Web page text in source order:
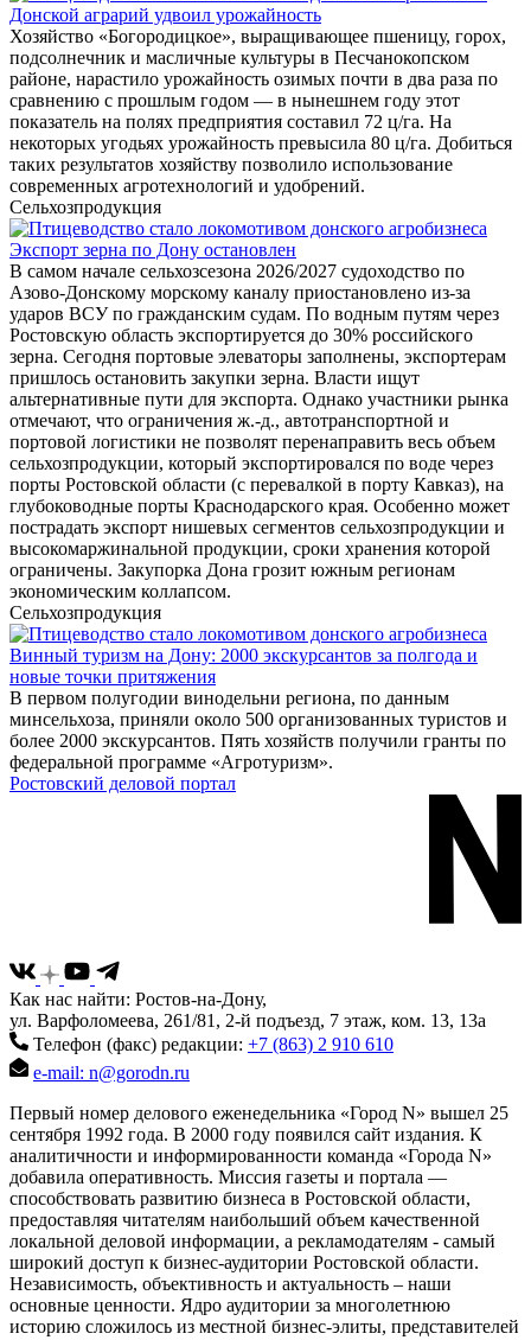
Донской аграрий удвоил урожайность
Хозяйство «Богородицкое», выращивающее пшеницу, горох,
подсолнечник и масличные культуры в Песчанокопском
районе, нарастило урожайность озимых почти в два раза по
сравнению с прошлым годом — в нынешнем году этот
показатель на полях предприятия составил 72 ц/га. На
некоторых угодьях урожайность превысила 80 ц/га. Добиться
таких результатов хозяйству позволило использование
современных агротехнологий и удобрений.
Сельхозпродукция
Экспорт зерна по Дону остановлен
В самом начале сельхозсезона 2026/2027 судоходство по
Азово-Донскому морскому каналу приостановлено из-за
ударов ВСУ по гражданским судам. По водным путям через
Ростовскую область экспортируется до 30% российского
зерна. Сегодня портовые элеваторы заполнены, экспортерам
пришлось остановить закупки зерна. Власти ищут
альтернативные пути для экспорта. Однако участники рынка
отмечают, что ограничения ж.-д., автотранспортной и
портовой логистики не позволят перенаправить весь объем
сельхозпродукции, который экспортировался по воде через
порты Ростовской области (с перевалкой в порту Кавказ), на
глубоководные порты Краснодарского края. Особенно может
пострадать экспорт нишевых сегментов сельхозпродукции и
высокомаржинальной продукции, сроки хранения которой
ограничены. Закупорка Дона грозит южным регионам
экономическим коллапсом.
Сельхозпродукция
Винный туризм на Дону: 2000 экскурсантов за полгода и
новые точки притяжения
В первом полугодии винодельни региона, по данным
минсельхоза, приняли около 500 организованных туристов и
более 2000 экскурсантов. Пять хозяйств получили гранты по
федеральной программе «Агротуризм».
Ростовский деловой портал
Как нас найти: Ростов-на-Дону,
ул. Варфоломеева, 261/81, 2-й подъезд, 7 этаж, ком. 13, 13а
Телефон (факс) редакции: +7 (863) 2 910 610
e-mail: n@gorodn.ru
Первый номер делового еженедельника «Город N» вышел 25
сентября 1992 года. В 2000 году появился сайт издания. К
аналитичности и информированности команда «Города N»
добавила оперативность. Миссия газеты и портала —
способствовать развитию бизнеса в Ростовской области,
предоставляя читателям наибольший объем качественной
локальной деловой информации, а рекламодателям - самый
широкий доступ к бизнес-аудитории Ростовской области.
Независимость, объективность и актуальность – наши
основные ценности. Ядро аудитории за многолетнюю
историю сложилось из местной бизнес-элиты, представителей